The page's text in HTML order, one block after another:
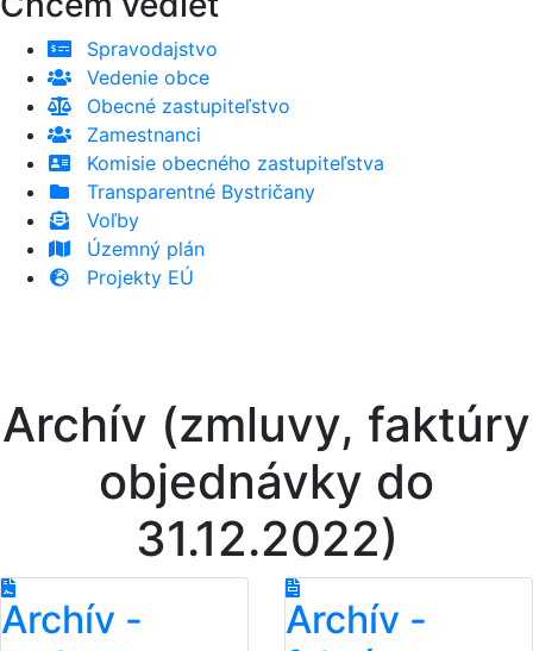
Spravodajstvo
Vedenie obce
Obecné zastupiteľstvo
Zamestnanci
Komisie obecného zastupiteľstva
Transparentné Bystričany
Voľby
Územný plán
Projekty EÚ
Archív (zmluvy, faktúry
objednávky do
31.12.2022)
Archív -
Archív -